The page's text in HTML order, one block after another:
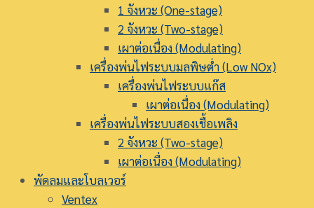
1 จังหวะ (One-stage)
2 จังหวะ (Two-stage)
เผาต่อเนื่อง (Modulating)
เครื่องพ่นไฟระบบมลพิษต่ำ (Low NOx)
เครื่องพ่นไฟระบบแก๊ส
เผาต่อเนื่อง (Modulating)
เครื่องพ่นไฟระบบสองเชื้อเพลิง
2 จังหวะ (Two-stage)
เผาต่อเนื่อง (Modulating)
พัดลมและโบลเวอร์
Ventex